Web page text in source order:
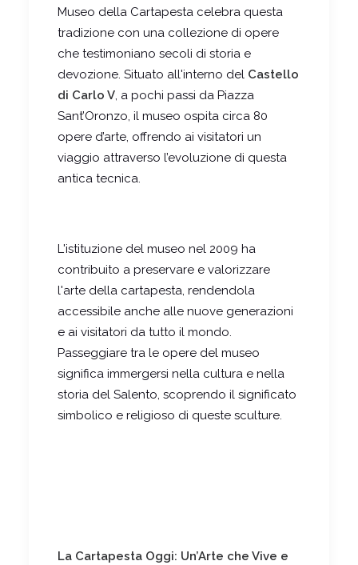
Museo della Cartapesta celebra questa
tradizione con una collezione di opere
che testimoniano secoli di storia e
devozione. Situato all'interno del Castello
di Carlo V, a pochi passi da Piazza
Sant’Oronzo, il museo ospita circa 80
opere d’arte, offrendo ai visitatori un
viaggio attraverso l’evoluzione di questa
antica tecnica.
L'istituzione del museo nel 2009 ha
contribuito a preservare e valorizzare
l'arte della cartapesta, rendendola
accessibile anche alle nuove generazioni
e ai visitatori da tutto il mondo.
Passeggiare tra le opere del museo
significa immergersi nella cultura e nella
storia del Salento, scoprendo il significato
simbolico e religioso di queste sculture.
La Cartapesta Oggi: Un’Arte che Vive e